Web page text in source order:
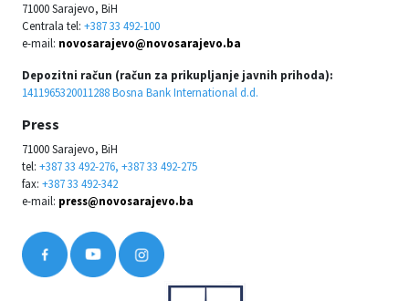
71000 Sarajevo, BiH
Centrala tel: +387 33 492-100
e-mail: novosarajevo@novosarajevo.ba
Depozitni račun (račun za prikupljanje javnih prihoda):
1411965320011288 Bosna Bank International d.d.
Press
71000 Sarajevo, BiH
tel: +387 33 492-276, +387 33 492-275
fax: +387 33 492-342
e-mail: press@novosarajevo.ba